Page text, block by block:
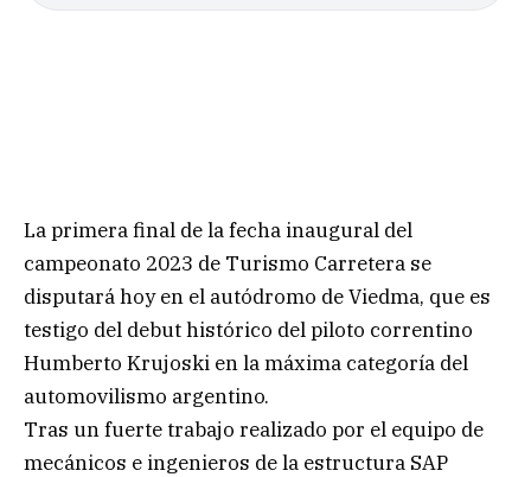
La primera final de la fecha inaugural del
campeonato 2023 de Turismo Carretera se
disputará hoy en el autódromo de Viedma, que es
testigo del debut histórico del piloto correntino
Humberto Krujoski en la máxima categoría del
automovilismo argentino.
Tras un fuerte trabajo realizado por el equipo de
mecánicos e ingenieros de la estructura SAP